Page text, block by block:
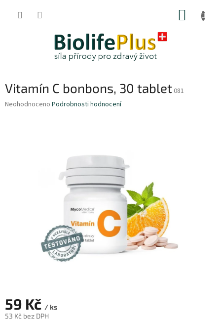
Vitamín C bonbons, 30 tablet 081
Průměrné
Neohodnoceno Podrobnosti hodnocení
59 Kč / ks
53 Kč bez DPH